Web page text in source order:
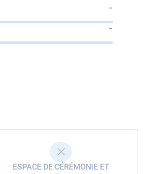
–
–
ESPACE DE CÉRÉMONIE ET